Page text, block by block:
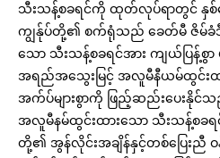
သီးသန့်စခရင်ကို ထုတ်လုပ်ရာတွင် နှစ်ပေ
ကျွန်ုပ်တို့၏ စက်ရုံသည် ခေတ်မီ ဇိမ်ခံ
သော သီးသန့်စခရင်အား ကျယ်ပြန့်စွာ
အရည်အသွေးမြင့် အလူမီနီယမ်ထွင်း
အက်ပ်များစွာကို ဖြည့်ဆည်းပေးနိုင်သ
အလူမီနမ်ထွင်းထားသော သီးသန့်စ
တို့၏ အွန်လိုင်းအချိန်နှင့်တစ်ပြေးညီ ဝ